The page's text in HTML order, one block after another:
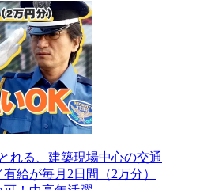
れる、建築現場中心の交通
給が毎月2日間（2万分）